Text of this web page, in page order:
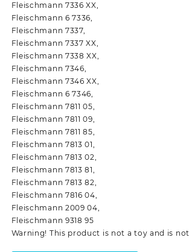
Fleischmann 7336 XX,
Fleischmann 6 7336,
Fleischmann 7337,
Fleischmann 7337 XX,
Fleischmann 7338 XX,
Fleischmann 7346,
Fleischmann 7346 XX,
Fleischmann 6 7346,
Fleischmann 7811 05,
Fleischmann 7811 09,
Fleischmann 7811 85,
Fleischmann 7813 01,
Fleischmann 7813 02,
Fleischmann 7813 81,
Fleischmann 7813 82,
Fleischmann 7816 04,
Fleischmann 2009 04,
Fleischmann 9318 95
Warning! This product is not a toy and is not